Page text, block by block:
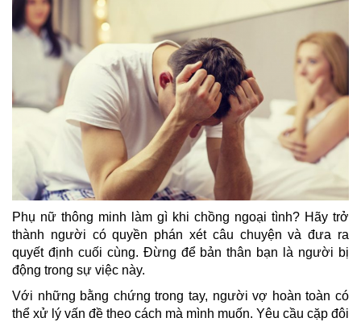
Phụ nữ thông minh làm gì khi chồng ngoại tình? Hãy trở
thành người có quyền phán xét câu chuyện và đưa ra
quyết định cuối cùng. Đừng để bản thân bạn là người bị
động trong sự việc này.
Với những bằng chứng trong tay, người vợ hoàn toàn có
thể xử lý vấn đề theo cách mà mình muốn. Yêu cầu cặp đôi